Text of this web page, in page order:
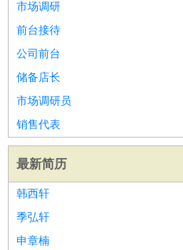
市场调研
前台接待
公司前台
储备店长
市场调研员
销售代表
最新简历
韩西轩
季弘轩
申章楠